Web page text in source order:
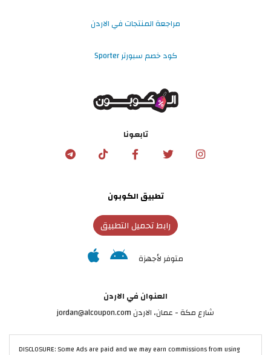
مراجعة المنتجات في الاردن
كود خصم سبورتر Sporter
تابعونا
تطبيق الكوبون
رابط تحميل التطبيق
متوفر لأجهزة
العنوان في الاردن
شارع مكة - عمان، الاردن jordan@alcoupon.com
DISCLOSURE: Some Ads are paid and we may earn commissions from using